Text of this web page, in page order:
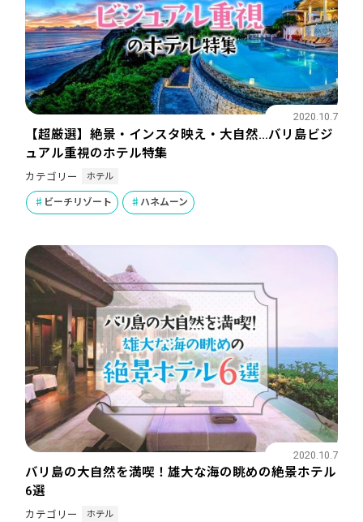
【超厳選】絶景・インスタ映え・大自然…バリ島ビジ
ュアル重視のホテル特集
2020.10.7
カテゴリー ホテル
ビーチリゾート ハネムーン
バリ島の大自然を満喫！雄大な海の眺めの絶景ホテル
6選
2020.10.7
カテゴリー ホテル